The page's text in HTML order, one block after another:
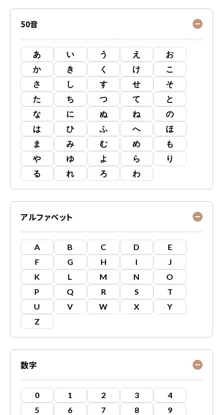
50音
あ い う え
お
か
き く け
こ
さ
し す せ
そ
た
ち つ て
と
な
に ぬ ね
の
は
ひ ふ へ
ほ
ま
み む め
も
や
ゆ よ ら
り
る
れ ろ わ
アルファベット
A B C D
E
F
G H I
J
K
L M N
O
P
Q R S
T
U
V W X
Y
Z
数字
0 1 2 3
4
5
6 7 8 9